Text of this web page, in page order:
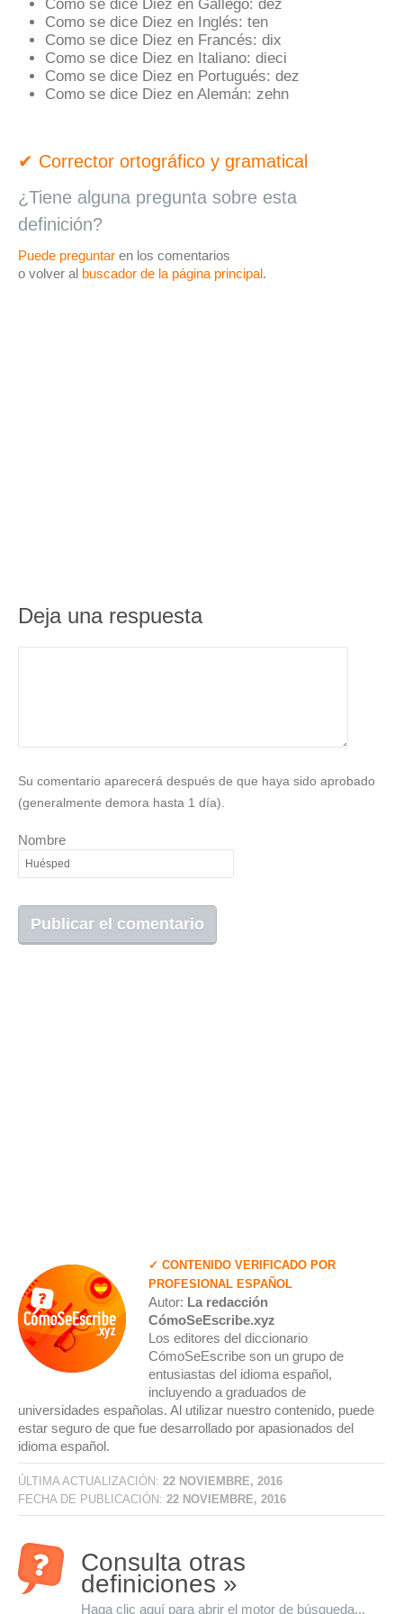
Como se dice Diez en Gallego: dez
Como se dice Diez en Inglés: ten
Como se dice Diez en Francés: dix
Como se dice Diez en Italiano: dieci
Como se dice Diez en Portugués: dez
Como se dice Diez en Alemán: zehn
✔ Corrector ortográfico y gramatical
¿Tiene alguna pregunta sobre esta
definición?
Puede preguntar en los comentarios
o volver al buscador de la página principal.
Deja una respuesta
Su comentario aparecerá después de que haya sido aprobado
(generalmente demora hasta 1 día).
Nombre
✓ CONTENIDO VERIFICADO POR
PROFESIONAL ESPAÑOL
Autor: La redacción
CómoSeEscribe.xyz
Los editores del diccionario
CómoSeEscribe son un grupo de
entusiastas del idioma español,
incluyendo a graduados de
universidades españolas. Al utilizar nuestro contenido, puede
estar seguro de que fue desarrollado por apasionados del
idioma español.
ÚLTIMA ACTUALIZACIÓN: 22 NOVIEMBRE, 2016
FECHA DE PUBLICACIÓN: 22 NOVIEMBRE, 2016
Consulta otras
definiciones »
Haga clic aquí para abrir el motor de búsqueda...